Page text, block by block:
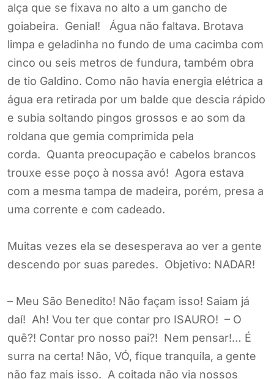
alça que se fixava no alto a um gancho de
goiabeira. Genial! Água não faltava. Brotava
limpa e geladinha no fundo de uma cacimba com
cinco ou seis metros de fundura, também obra
de tio Galdino. Como não havia energia elétrica a
água era retirada por um balde que descia rápido
e subia soltando pingos grossos e ao som da
roldana que gemia comprimida pela
corda. Quanta preocupação e cabelos brancos
trouxe esse poço à nossa avó! Agora estava
com a mesma tampa de madeira, porém, presa a
uma corrente e com cadeado.
Muitas vezes ela se desesperava ao ver a gente
descendo por suas paredes. Objetivo: NADAR!
– Meu São Benedito! Não façam isso! Saiam já
daí! Ah! Vou ter que contar pro ISAURO! – O
quê?! Contar pro nosso pai?! Nem pensar!… É
surra na certa! Não, VÓ, fique tranquila, a gente
não faz mais isso. A coitada não via nossos